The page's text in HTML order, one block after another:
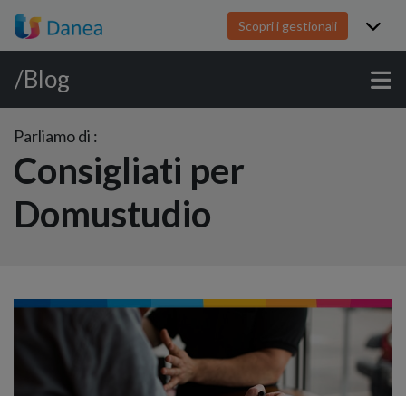
Scopri i gestionali
/Blog
Parliamo di :
Consigliati per
Domustudio